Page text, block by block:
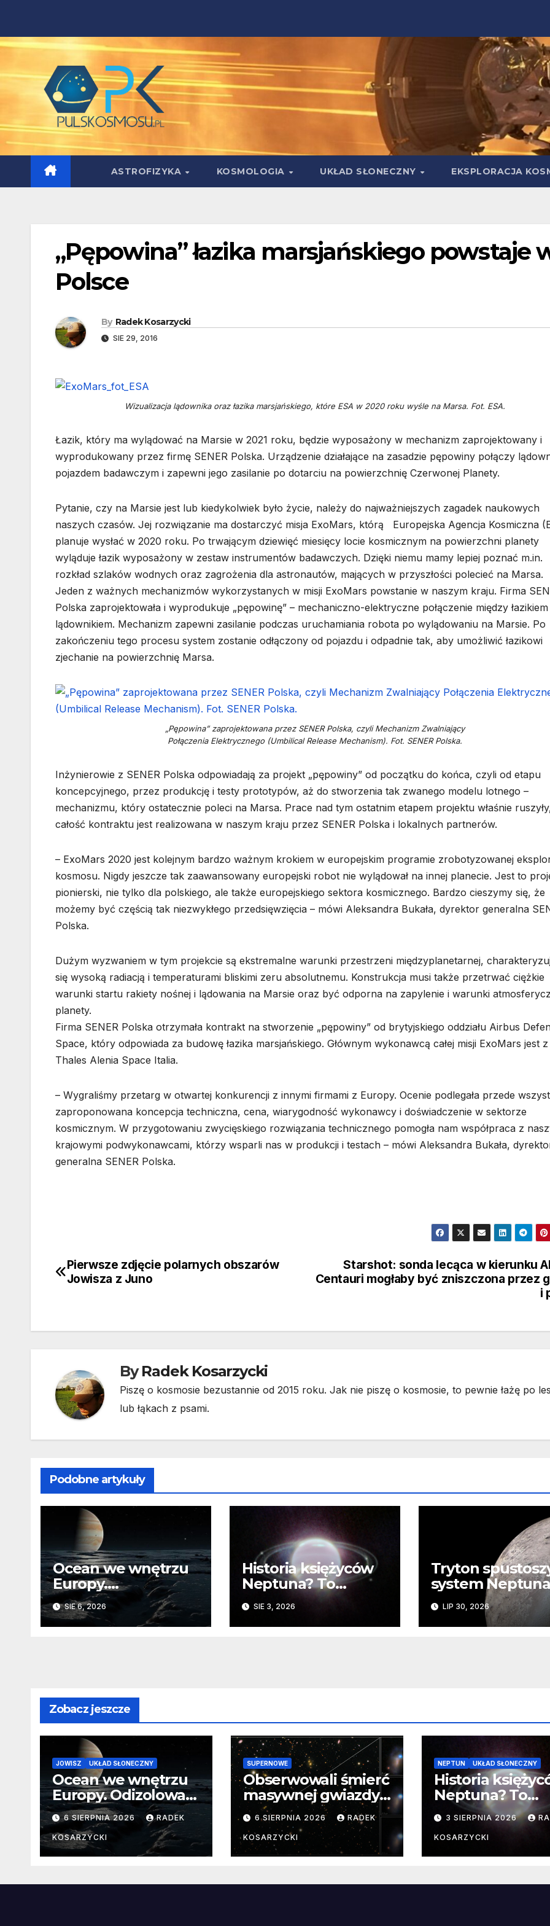
content
ASTROFIZYKA KOSMOLOGIA UKŁAD SŁONECZNY EKSPLORACJA
„Pępowina” łazika marsjańskiego powstaje
Polsce
By Radek Kosarzycki
SIE 29, 2016
Wizualizacja lądownika oraz łazika marsjańskiego, które ESA w 2020 roku wyśle na Marsa. Fot. ESA.
Łazik, który ma wylądować na Marsie w 2021 roku, będzie wyposażony w mechanizm zaprojektowany i
wyprodukowany przez firmę SENER Polska. Urządzenie działające na zasadzie pępowiny połączy
pojazdem badawczym i zapewni jego zasilanie po dotarciu na powierzchnię Czerwonej Planety.
Pytanie, czy na Marsie jest lub kiedykolwiek było życie, należy do najważniejszych zagadek naukowych
naszych czasów. Jej rozwiązanie ma dostarczyć misja ExoMars, którą Europejska Agencja Kosmiczna
planuje wysłać w 2020 roku. Po trwającym dziewięć miesięcy locie kosmicznym na powierzchni planety
wyląduje łazik wyposażony w zestaw instrumentów badawczych. Dzięki niemu mamy lepiej poznać m.in.
rozkład szlaków wodnych oraz zagrożenia dla astronautów, mających w przyszłości polecieć na Marsa.
Jeden z ważnych mechanizmów wykorzystanych w misji ExoMars powstanie w naszym kraju. Firma
Polska zaprojektowała i wyprodukuje „pępowinę” – mechaniczno-elektryczne połączenie między
lądownikiem. Mechanizm zapewni zasilanie podczas uruchamiania robota po wylądowaniu na Marsie. Po
zakończeniu tego procesu system zostanie odłączony od pojazdu i odpadnie tak, aby umożliwić łazikowi
zjechanie na powierzchnię Marsa.
„Pępowina” zaprojektowana przez SENER Polska, czyli Mechanizm Zwalniający
Połączenia Elektrycznego (Umbilical Release Mechanism). Fot. SENER Polska.
Inżynierowie z SENER Polska odpowiadają za projekt „pępowiny” od początku do końca, czyli od etapu
koncepcyjnego, przez produkcję i testy prototypów, aż do stworzenia tak zwanego modelu lotnego –
mechanizmu, który ostatecznie poleci na Marsa. Prace nad tym ostatnim etapem projektu właśnie
całość kontraktu jest realizowana w naszym kraju przez SENER Polska i lokalnych partnerów.
– ExoMars 2020 jest kolejnym bardzo ważnym krokiem w europejskim programie zrobotyzowanej
kosmosu. Nigdy jeszcze tak zaawansowany europejski robot nie wylądował na innej planecie. Jest to
pionierski, nie tylko dla polskiego, ale także europejskiego sektora kosmicznego. Bardzo cieszymy się, że
możemy być częścią tak niezwykłego przedsięwzięcia – mówi Aleksandra Bukała, dyrektor generalna
Polska.
Dużym wyzwaniem w tym projekcie są ekstremalne warunki przestrzeni międzyplanetarnej,
się wysoką radiacją i temperaturami bliskimi zeru absolutnemu. Konstrukcja musi także przetrwać ciężkie
warunki startu rakiety nośnej i lądowania na Marsie oraz być odporna na zapylenie i warunki
planety.
Firma SENER Polska otrzymała kontrakt na stworzenie „pępowiny” od brytyjskiego oddziału Airbus
Space, który odpowiada za budowę łazika marsjańskiego. Głównym wykonawcą całej misji ExoMars jest
Thales Alenia Space Italia.
– Wygraliśmy przetarg w otwartej konkurencji z innymi firmami z Europy. Ocenie podlegała przede
zaproponowana koncepcja techniczna, cena, wiarygodność wykonawcy i doświadczenie w sektorze
kosmicznym. W przygotowaniu zwycięskiego rozwiązania technicznego pomogła nam współpraca z
krajowymi podwykonawcami, którzy wsparli nas w produkcji i testach – mówi Aleksandra Bukała,
generalna SENER Polska.
Nawigacja
Starshot: sonda lecąca w kierunku
Centauri mogłaby być zniszczona przez
i
Pierwsze zdjęcie polarnych obszarów
Jowisza z Juno
ByRadek Kosarzycki
Piszę o kosmosie bezustannie od 2015 roku. Jak nie piszę o kosmosie, to pewnie łażę po
lub łąkach z psami.
Podobne artykuły
Ocean we wnętrzu
Europy.
Odizolowani przez
lodową barierę
SIE 6, 2026
Historia księżyców
Neptuna? To
skomplikowane
SIE 3, 2026
Tryton
system
JWST odkrywa
ślady
katastrofy i
LIP 30, 2026
Zobacz jeszcze
JOWISZ UKŁAD SŁONECZNY
Ocean we wnętrzu
Europy. Odizolowani
przez lodową
barierę
6 SIERPNIA 2026 RADEK
KOSARZYCKI
SUPERNOWE
Obserwowali śmierć
masywnej gwiazdy
od samego
początku.
Niezwykle cenne
dane
6 SIERPNIA 2026 RADEK
KOSARZYCKI
NEPTUN UKŁAD SŁONECZNY
Historia
Neptuna? To
skomplikowane
3 SIERPNIA 2026
KOSARZYCKI